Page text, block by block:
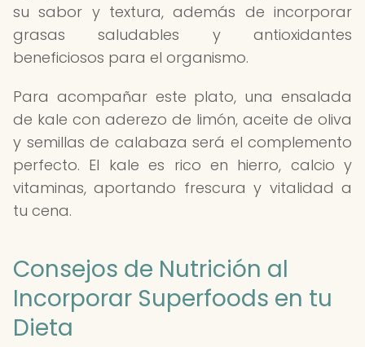
su sabor y textura, además de incorporar
grasas saludables y antioxidantes
beneficiosos para el organismo.
Para acompañar este plato, una ensalada
de kale con aderezo de limón, aceite de oliva
y semillas de calabaza será el complemento
perfecto. El kale es rico en hierro, calcio y
vitaminas, aportando frescura y vitalidad a
tu cena.
Consejos de Nutrición al
Incorporar Superfoods en tu
Dieta